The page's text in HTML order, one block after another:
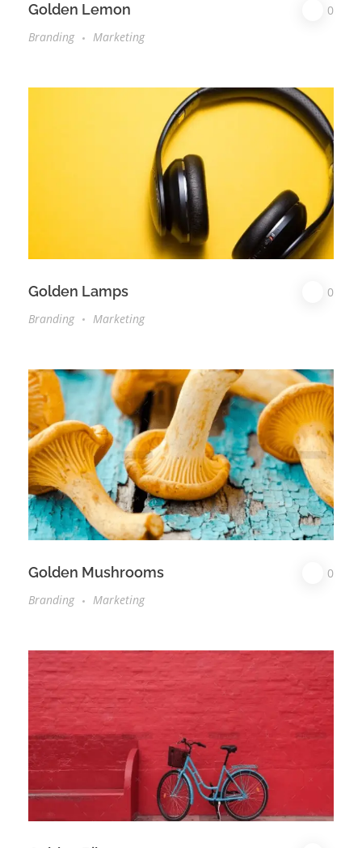
Golden Lemon
0
Branding
Marketing
Golden Lamps
0
Branding
Marketing
Golden Mushrooms
0
Branding
Marketing